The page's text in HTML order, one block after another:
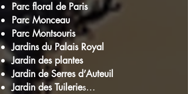
Parc floral de Paris
Parc Monceau
Parc Montsouris
Jardins du Palais Royal
Jardin des plantes
Jardin de Serres d’Auteuil
Jardin des Tuileries…